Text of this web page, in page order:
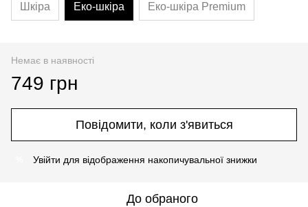
Шкіра Еко-шкіра Еко-шкіра Premium
Немає в наявності
749 грн
Повідомити, коли з'явиться
Увійти для відображення накопичувальної знижки
До обраного